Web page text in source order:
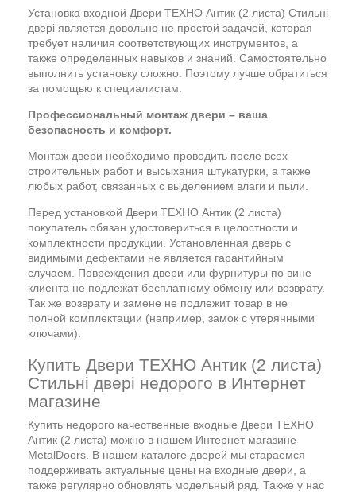
Установка входной Двери ТЕХНО Антик (2 листа) Стильні
двері является довольно не простой задачей, которая
требует наличия соответствующих инструментов, а
также определенных навыков и знаний. Самостоятельно
выполнить установку сложно. Поэтому лучше обратиться
за помощью к специалистам.
Профессиональный монтаж двери – ваша
безопасность и комфорт.
Монтаж двери необходимо проводить после всех
строительных работ и высыхания штукатурки, а также
любых работ, связанных с выделением влаги и пыли.
Перед установкой Двери ТЕХНО Антик (2 листа)
покупатель обязан удостовериться в целостности и
комплектности продукции. Установленная дверь с
видимыми дефектами не является гарантийным
случаем. Повреждения двери или фурнитуры по вине
клиента не подлежат бесплатному обмену или возврату.
Так же возврату и замене не подлежит товар в не
полной комплектации (например, замок с утерянными
ключами).
Купить Двери ТЕХНО Антик (2 листа)
Стильні двері недорого в Интернет
магазине
Купить недорого качественные входные Двери ТЕХНО
Антик (2 листа) можно в нашем Интернет магазине
MetalDoors. В нашем каталоге дверей мы стараемся
поддерживать актуальные цены на входные двери, а
также регулярно обновлять модельный ряд. Также у нас